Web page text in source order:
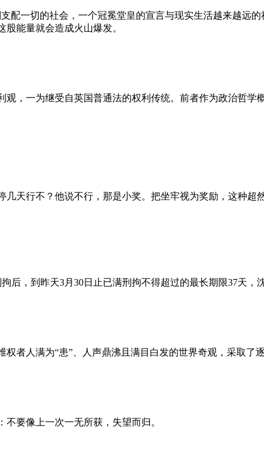
配一切的社会，一个冠冕堂皇的宣言与现实生活越来越远
能量就会造成火山爆发。
观，一为继受自英国普通法的权利传统。前者作为政治哲
几天行不？他说不行，那是小奖。把坐牢视为奖励，这种超
后，到昨天3月30日止已满刑拘不得超过的最长期限37天
者人满为“患”、人声鼎沸且满目白发的世界奇观，采取
要像上一次一无所获，失望而归。